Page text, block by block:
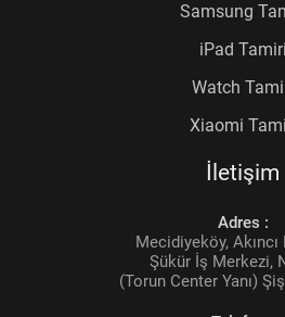
Samsung
iPad Tamiri
Watch
Xiaomi
İletişim
Adres :
Mecidiyeköy, Akıncı
Şükür İş Merkezi,
(Torun Center Yanı)